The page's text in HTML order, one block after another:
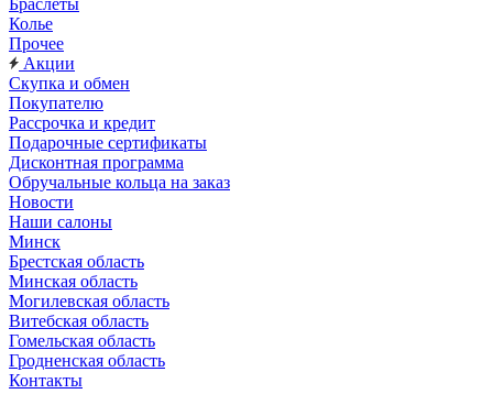
Браслеты
Колье
Прочее
Акции
Скупка и обмен
Покупателю
Рассрочка и кредит
Подарочные сертификаты
Дисконтная программа
Обручальные кольца на заказ
Новости
Наши салоны
Минск
Брестская область
Минская область
Могилевская область
Витебская область
Гомельская область
Гродненская область
Контакты